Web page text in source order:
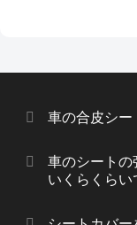
車の合皮シー
車のシートの
いくらくらい